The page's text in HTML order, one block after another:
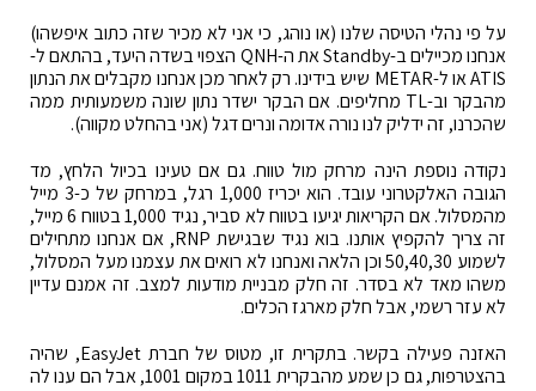
על פי נהלי הטיסה שלנו (או נוהג, כי אני לא מכיר שזה כתוב איפשהו)
אנחנו מכיילים ב-Standby את ה-QNH הצפוי בשדה היעד, בהתאם ל-
ATIS או ל-METAR שיש בידינו. רק לאחר מכן אנחנו מקבלים את הנתון
מהבקר וב-TL מחליפים. אם הבקר ישדר נתון שונה משמעותית ממה
שהכרנו, זה ידליק לנו נורה אדומה ונרים דגל (אני בהחלט מקווה).
נקודה נוספת הינה מרחק מול טווח. גם אם טעינו בכיול הלחץ, מד
הגובה האלקטרוני עובד. הוא יכריז 1,000 רגל, במרחק של כ-3 מייל
מהמסלול. אם הקריאות יגיעו בטווח לא סביר, נגיד 1,000 בטווח 6 מייל,
זה צריך להקפיץ אותנו. בוא נגיד שבגישת RNP, אם אנחנו מתחילים
לשמוע 50,40,30 וכן הלאה ואנחנו לא רואים את עצמנו מעל המסלול,
משהו מאד לא בסדר. זה חלק מבניית מודעות למצב. זה אמנם עדיין
לא עזר רשמי, אבל חלק מארגז הכלים.
האזנה פעילה בקשר. בתקרית זו, מטוס של חברת EasyJet, שהיה
בהצטרפות, גם כן שמע מהבקרית 1011 במקום 1001, אבל הם ענו לה